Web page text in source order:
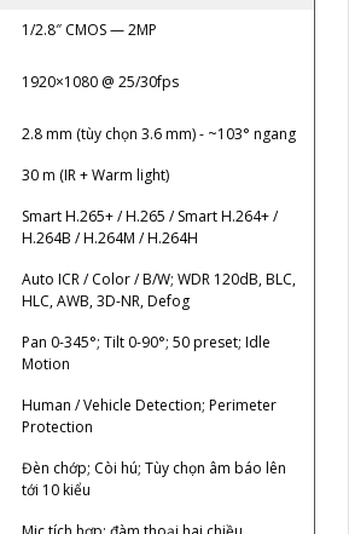
1/2.8″ CMOS — 2MP
1920×1080 @ 25/30fps
2.8 mm (tùy chọn 3.6 mm) - ~103° ngang
30 m (IR + Warm light)
Smart H.265+ / H.265 / Smart H.264+ /
H.264B / H.264M / H.264H
Auto ICR / Color / B/W; WDR 120dB, BLC,
HLC, AWB, 3D-NR, Defog
Pan 0-345°; Tilt 0-90°; 50 preset; Idle
Motion
Human / Vehicle Detection; Perimeter
Protection
Đèn chớp; Còi hú; Tùy chọn âm báo lên
tới 10 kiểu